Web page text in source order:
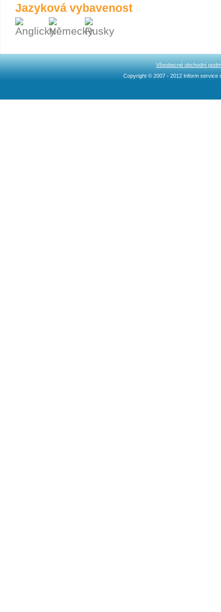
Jazyková vybavenost
Všeobecné obchodní
Copyright © 2007 - 2012 Inform service